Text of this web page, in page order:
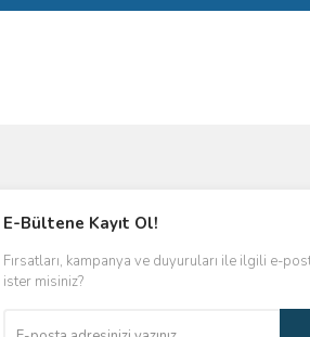
E-Bültene Kayıt Ol!
Fırsatları, kampanya ve duyuruları ile ilgili e-
ister misiniz?